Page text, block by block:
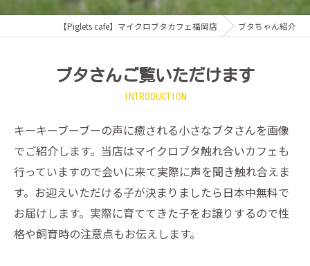
【Piglets cafe】マイクロブタカフェ福岡店 ブタちゃん紹介
ブタさんご覧いただけます
INTRODUCTION
キーキーブーブーの声に癒される小さなブタさんを画像
でご紹介します。当店はマイクロブタ触れ合いカフェも
行っていますので会いに来て実際に声を聞き触れ合えま
す。お迎えいただける子が決まりましたら日本中無料で
お届けします。実際に育ててきた子をお譲りするので性
格や飼育時の注意点もお伝えします。